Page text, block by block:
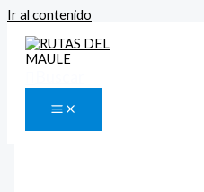
Ir al contenido